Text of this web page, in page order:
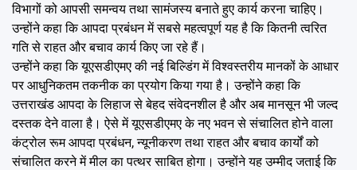
विभागों को आपसी समन्वय तथा सामंजस्य बनाते हुए कार्य करना चाहिए।
उन्होंने कहा कि आपदा प्रबंधन में सबसे महत्वपूर्ण यह है कि कितनी त्वरित
गति से राहत और बचाव कार्य किए जा रहे हैं।
उन्होंने कहा कि यूएसडीएमए की नई बिल्डिंग में विश्वस्तरीय मानकों के आधार
पर आधुनिकतम तकनीक का प्रयोग किया गया है। उन्होंने कहा कि
उत्तराखंड आपदा के लिहाज से बेहद संवेदनशील है और अब मानसून भी जल्द
दस्तक देने वाला है। ऐसे में यूएसडीएमए के नए भवन से संचालित होने वाला
कंट्रोल रूम आपदा प्रबंधन, न्यूनीकरण तथा राहत और बचाव कार्यों को
संचालित करने में मील का पत्थर साबित होगा। उन्होंने यह उम्मीद जताई कि